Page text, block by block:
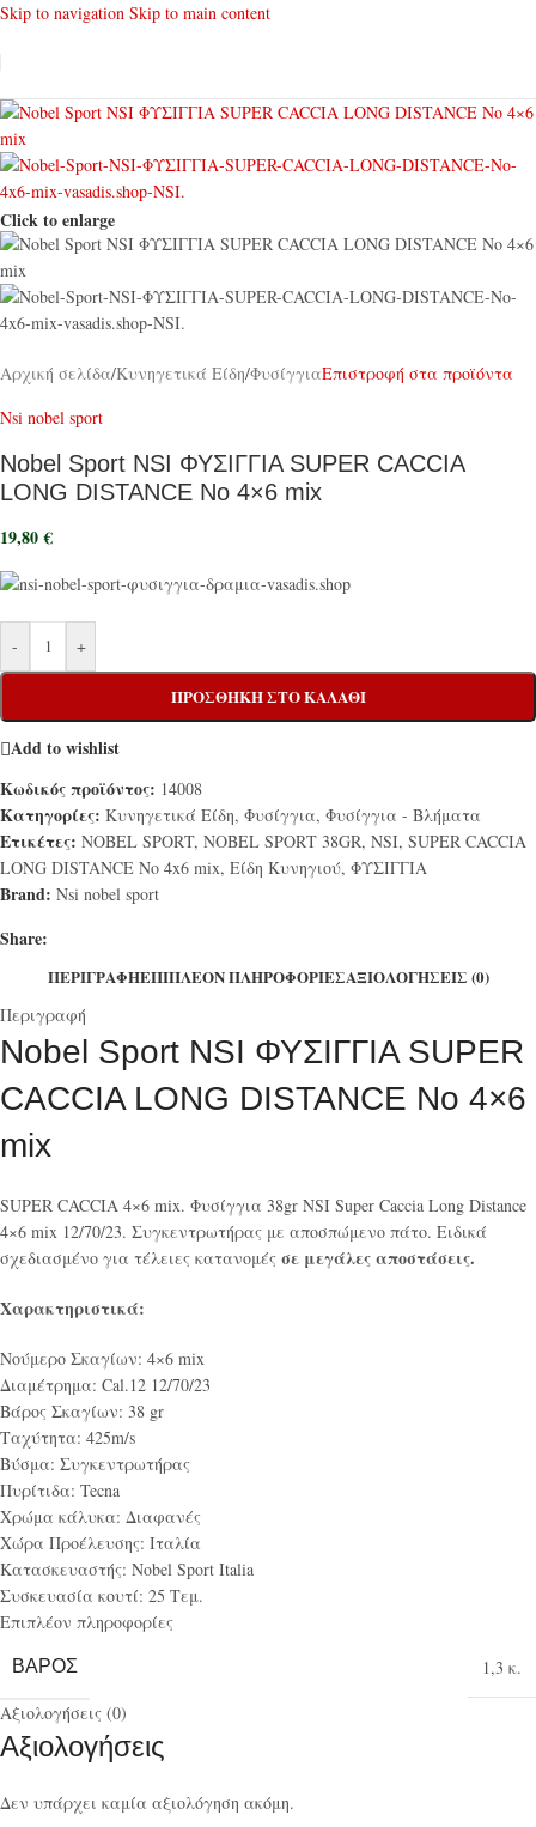
Skip to navigation Skip to main content
Click to enlarge
Αρχική σελίδα/Κυνηγετικά Είδη/ΦυσίγγιαΕπιστροφή στα προϊόντα
Nsi nobel sport
Nobel Sport NSI ΦΥΣΙΓΓΙΑ SUPER CACCIA
LONG DISTANCE No 4×6 mix
19,80€
- +
ΠΡΟΣΘΉΚΗ ΣΤΟ ΚΑΛΆΘΙ
Add to wishlist
Κωδικός προϊόντος: 14008
Κατηγορίες: Κυνηγετικά Είδη, Φυσίγγια, Φυσίγγια - Βλήματα
Ετικέτες: NOBEL SPORT, NOBEL SPORT 38GR, NSI, SUPER CACCIA
LONG DISTANCE No 4x6 mix, Είδη Κυνηγιού, ΦΥΣΙΓΓΙΑ
Brand: Nsi nobel sport
Share:
ΠΕΡΙΓΡΑΦΉΕΠΙΠΛΈΟΝ ΠΛΗΡΟΦΟΡΊΕΣΑΞΙΟΛΟΓΉΣΕΙΣ (0)
Περιγραφή
Nobel Sport NSI ΦΥΣΙΓΓΙΑ SUPER
CACCIA LONG DISTANCE No 4×6
mix
SUPER CACCIA 4×6 mix. Φυσίγγια 38gr NSI Super Caccia Long Distance
4×6 mix 12/70/23. Συγκεντρωτήρας με αποσπώμενο πάτο. Ειδικά
σχεδιασμένο για τέλειες κατανομές σε μεγάλες αποστάσεις.
Χαρακτηριστικά:
Νούμερο Σκαγίων: 4×6 mix
Διαμέτρημα: Cal.12 12/70/23
Βάρος Σκαγίων: 38 gr
Ταχύτητα: 425m/s
Βύσμα: Συγκεντρωτήρας
Πυρίτιδα: Tecna
Χρώμα κάλυκα: Διαφανές
Χώρα Προέλευσης: Ιταλία
Κατασκευαστής: Nobel Sport Italia
Συσκευασία κουτί: 25 Τεμ.
Επιπλέον πληροφορίες
ΒΆΡΟΣ
1,3 κ.
Αξιολογήσεις (0)
Αξιολογήσεις
Δεν υπάρχει καμία αξιολόγηση ακόμη.